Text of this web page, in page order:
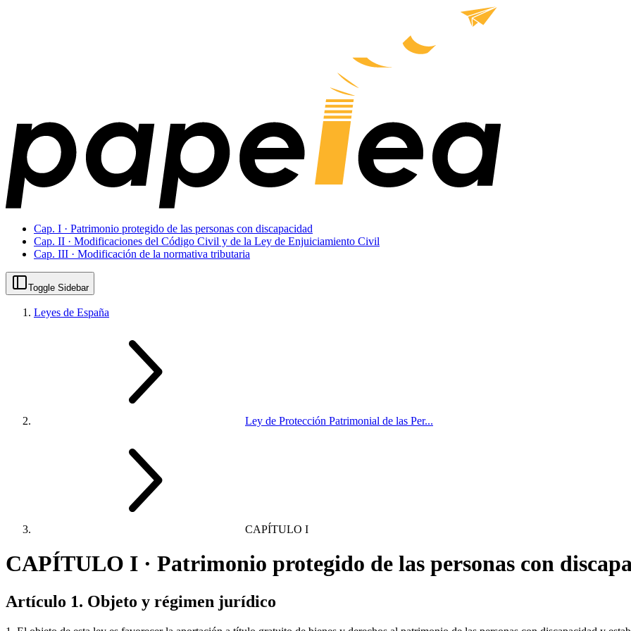
Cap. I · Patrimonio protegido de las personas con discapacidad
Cap. II · Modificaciones del Código Civil y de la Ley de Enjuiciamiento Civil
Cap. III · Modificación de la normativa tributaria
Toggle Sidebar
Leyes de España
Ley de Protección Patrimonial de las Per...
CAPÍTULO I
CAPÍTULO I · Patrimonio protegido de las personas con
Artículo 1. Objeto y régimen jurídico